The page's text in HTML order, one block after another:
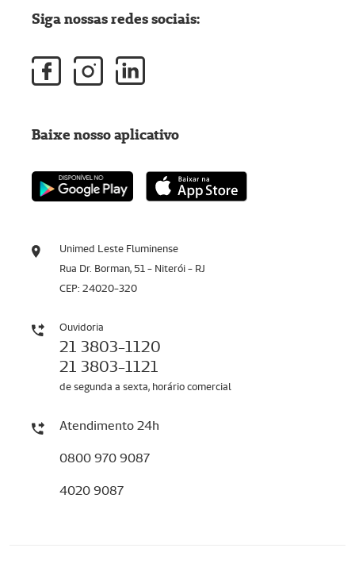
Unimed Leste Fluminense
Rua Dr. Borman, 51 - Niterói - RJ
CEP: 24020-320
Ouvidoria
21 3803-1120
21 3803-1121
de segunda a sexta, horário comercial
Atendimento 24h
0800 970 9087
4020 9087
Siga nossas redes sociais:
Baixe nosso aplicativo